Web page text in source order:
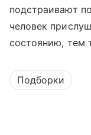
подстраивают
человек
состоянию, тем
Подборки